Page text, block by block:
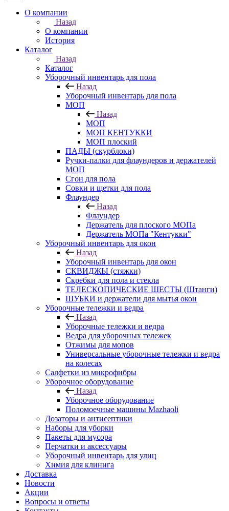
О компании
Назад
О компании
История
Каталог
Назад
Каталог
Уборочный инвентарь для пола
Назад
Уборочный инвентарь для пола
МОП
Назад
МОП
МОП КЕНТУККИ
МОП плоский
ПАДЫ (скурблоки)
Ручки-палки для флаундеров и держателей
МОП
Сгон для пола
Совки и щетки для пола
Флаундер
Назад
Флаундер
Держатель для плоского МОПа
Держатель МОПа "Кентукки"
Уборочный инвентарь для окон
Назад
Уборочный инвентарь для окон
СКВИДЖЫ (стяжки)
Скребки для пола и стекла
ТЕЛЕСКОПИЧЕСКИЕ ШЕСТЫ (Штанги)
ШУБКИ и держатели для мытья окон
Уборочные тележки и ведра
Назад
Уборочные тележки и ведра
Ведра для уборочных тележек
Отжимы для мопов
Универсальные уборочные тележки и ведра
на колесах
Салфетки из микрофибры
Уборочное оборудование
Назад
Уборочное оборудование
Поломоечные машины Mazhaoli
Дозаторы и антисептики
Наборы для уборки
Пакеты для мусора
Перчатки и аксессуары
Уборочный инвентарь для улиц
Химия для клинига
Доставка
Новости
Акции
Вопросы и ответы